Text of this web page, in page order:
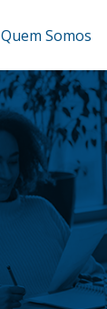
Quem Somos